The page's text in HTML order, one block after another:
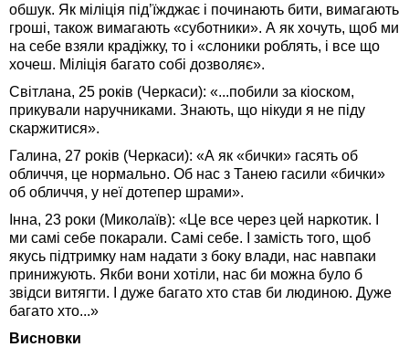
обшук. Як міліція під’їжджає і починають бити, вимагають
гроші, також вимагають «суботники». А як хочуть, щоб ми
на себе взяли крадіжку, то і «слоники роблять, і все що
хочеш. Міліція багато собі дозволяє».
Світлана, 25 років (Черкаси): «...побили за кіоском,
прикували наручниками. Знають, що нікуди я не піду
скаржитися».
Галина, 27 років (Черкаси): «А як «бички» гасять об
обличчя, це нормально. Об нас з Танею гасили «бички»
об обличчя, у неї дотепер шрами».
Інна, 23 роки (Миколаїв): «Це все через цей наркотик. І
ми самі себе покарали. Самі себе. І замість того, щоб
якусь підтримку нам надати з боку влади, нас навпаки
принижують. Якби вони хотіли, нас би можна було б
звідси витягти. І дуже багато хто став би людиною. Дуже
багато хто...»
Висновки